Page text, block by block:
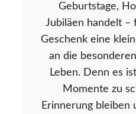
Geburtstage,
Jubiläen handelt –
Geschenk eine
an die
Leben. Denn es
Momente zu
Erinnerung bleiben